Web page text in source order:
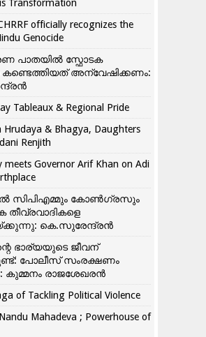
Transformation
officially recognizes the
Genocide
പാതയിൽ സ്ഫോടക
അന്വേഷിക്കണം:
Tableaux & Regional Pride
Hrudaya & Bhagya, Daughters
Renjith
meets Governor Arif Khan on Adi
സിപിഎമ്മും കോൺ​ഗ്രസും
തീവ്രവാദികളെ
കെ.സുരേന്ദ്രൻ
ഭാര്യയുടെ ജീവന്
പോലീസ് സംരക്ഷണം
രാജശേഖരൻ
of Tackling Political Violence
Mahadeva ; Powerhouse of